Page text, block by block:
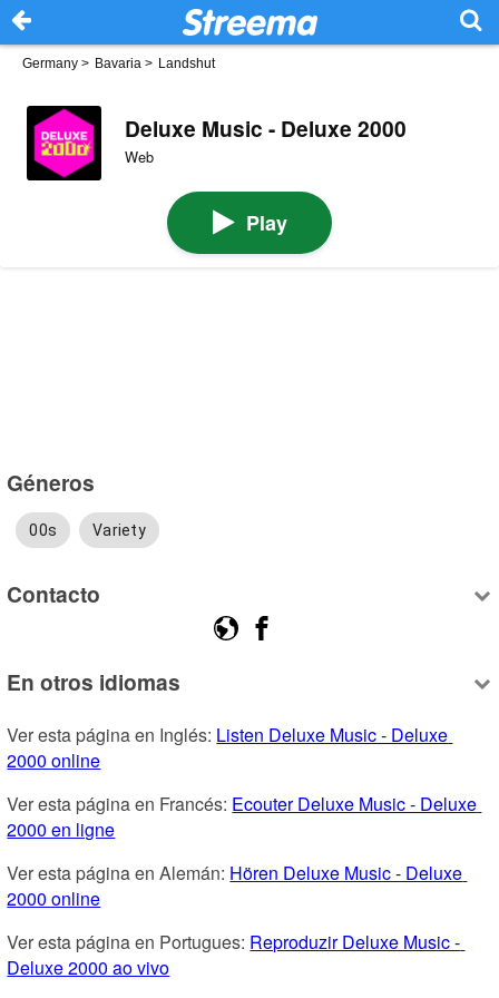
Germany > Bavaria > Landshut
Deluxe Music - Deluxe 2000
Web
Play
Géneros
00s Variety
Contacto
En otros idiomas
Ver esta página en Inglés: Listen Deluxe Music - Deluxe
2000 online
Ver esta página en Francés: Ecouter Deluxe Music - Deluxe
2000 en ligne
Ver esta página en Alemán: Hören Deluxe Music - Deluxe
2000 online
Ver esta página en Portugues: Reproduzir Deluxe Music -
Deluxe 2000 ao vivo